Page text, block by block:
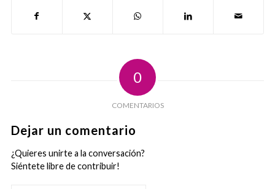
0
COMENTARIOS
Dejar un comentario
¿Quieres unirte a la conversación?
Siéntete libre de contribuir!